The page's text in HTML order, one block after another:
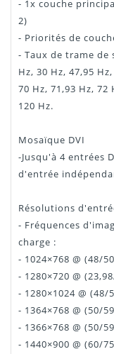
- 1x couche
2)
- Priorités de
- Taux de trame de
Hz, 30 Hz, 47,95
70 Hz, 71,93 Hz, 72
120 Hz.
Mosaïque DVI
-Jusqu'à 4 entrées
d'entrée
Résolutions
- Fréquences
charge :
- 1024×768 @ (48/
- 1280×720 @
- 1280×1024 @
- 1364×768 @ (50/
- 1366×768 @ (50/
- 1440×900 @ (60/